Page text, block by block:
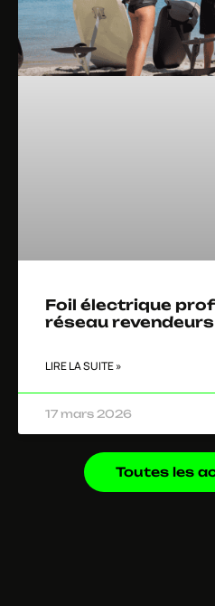
Foil électrique
réseau revendeurs
LIRE LA SUITE »
17 mars 2026
Toutes les